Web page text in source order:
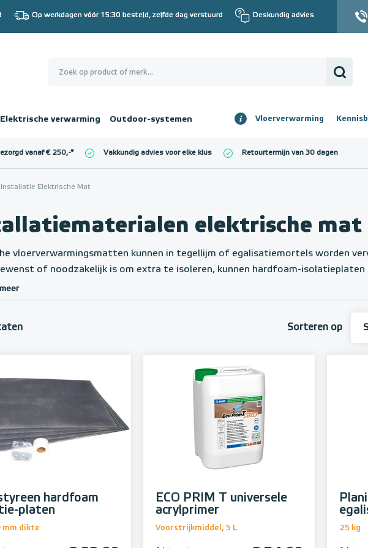
Op werkdagen vóór 15:30 besteld, zelfde dag verstuurd Deskundig advies
Elektrische verwarming Outdoor-systemen
€ 0,00 Vloerverwarming
vanaf € 250,-* Vakkundig advies voor elke klus Retourtermijn van 30 dagen
Installatie Elektrische Mat
elektrische mat
vloerverwarmingsmatten kunnen in tegellijm of egalisatiemortels worden
of noodzakelijk is om extra te isoleren, kunnen hardfoam-isolatieplaten
Sorteren op
hardfoam
platen
mm dikte
ECO PRIM T universele
acrylprimer
Voorstrijkmiddel, 5 L 25 kg